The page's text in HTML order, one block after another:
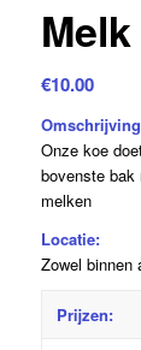
€10.00
Onze koe
bovenste bak
melken
Locatie:
Zowel binnen
Prijzen: